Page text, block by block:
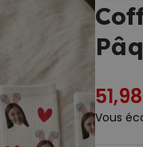
19,99 CHF
Personnalisable
T-shirt
derrière
34,99 CHFVous